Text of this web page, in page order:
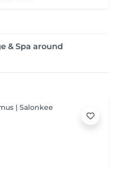
& Spa around